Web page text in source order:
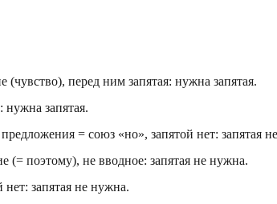
перед ним запятая: нужна запятая.
запятая.
= союз «но», запятой нет: запятая
(= поэтому), не вводное: запятая не нужна.
запятая не нужна.